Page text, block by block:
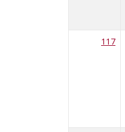
117